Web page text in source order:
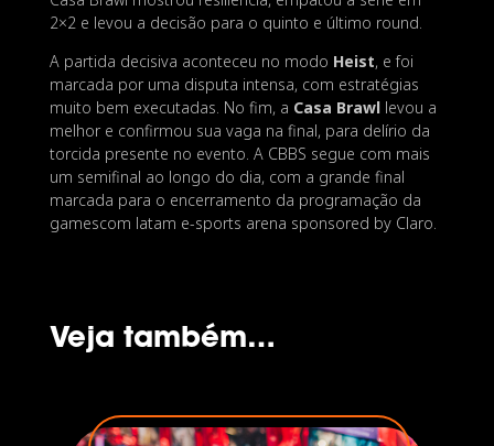
2×2 e levou a decisão para o quinto e último round.
A partida decisiva aconteceu no modo Heist, e foi
marcada por uma disputa intensa, com estratégias
muito bem executadas. No fim, a Casa Brawllevou a
melhor e confirmou sua vaga na final, para delírio da
torcida presente no evento. A CBBS segue com mais
um semifinal ao longo do dia, com a grande final
marcada para o encerramento da programação da
gamescom latam e-sports arena sponsored by Claro.
Veja também…